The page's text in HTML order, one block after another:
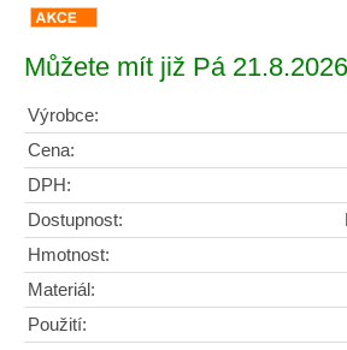
Můžete mít již Pá 21.8.2026
Výrobce:
Cena:
DPH:
Dostupnost:
Hmotnost:
Materiál:
Použití: